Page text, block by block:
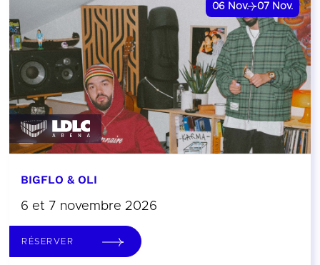
06 Nov. 07 Nov.
BIGFLO & OLI
6 et 7 novembre 2026
RÉSERVER